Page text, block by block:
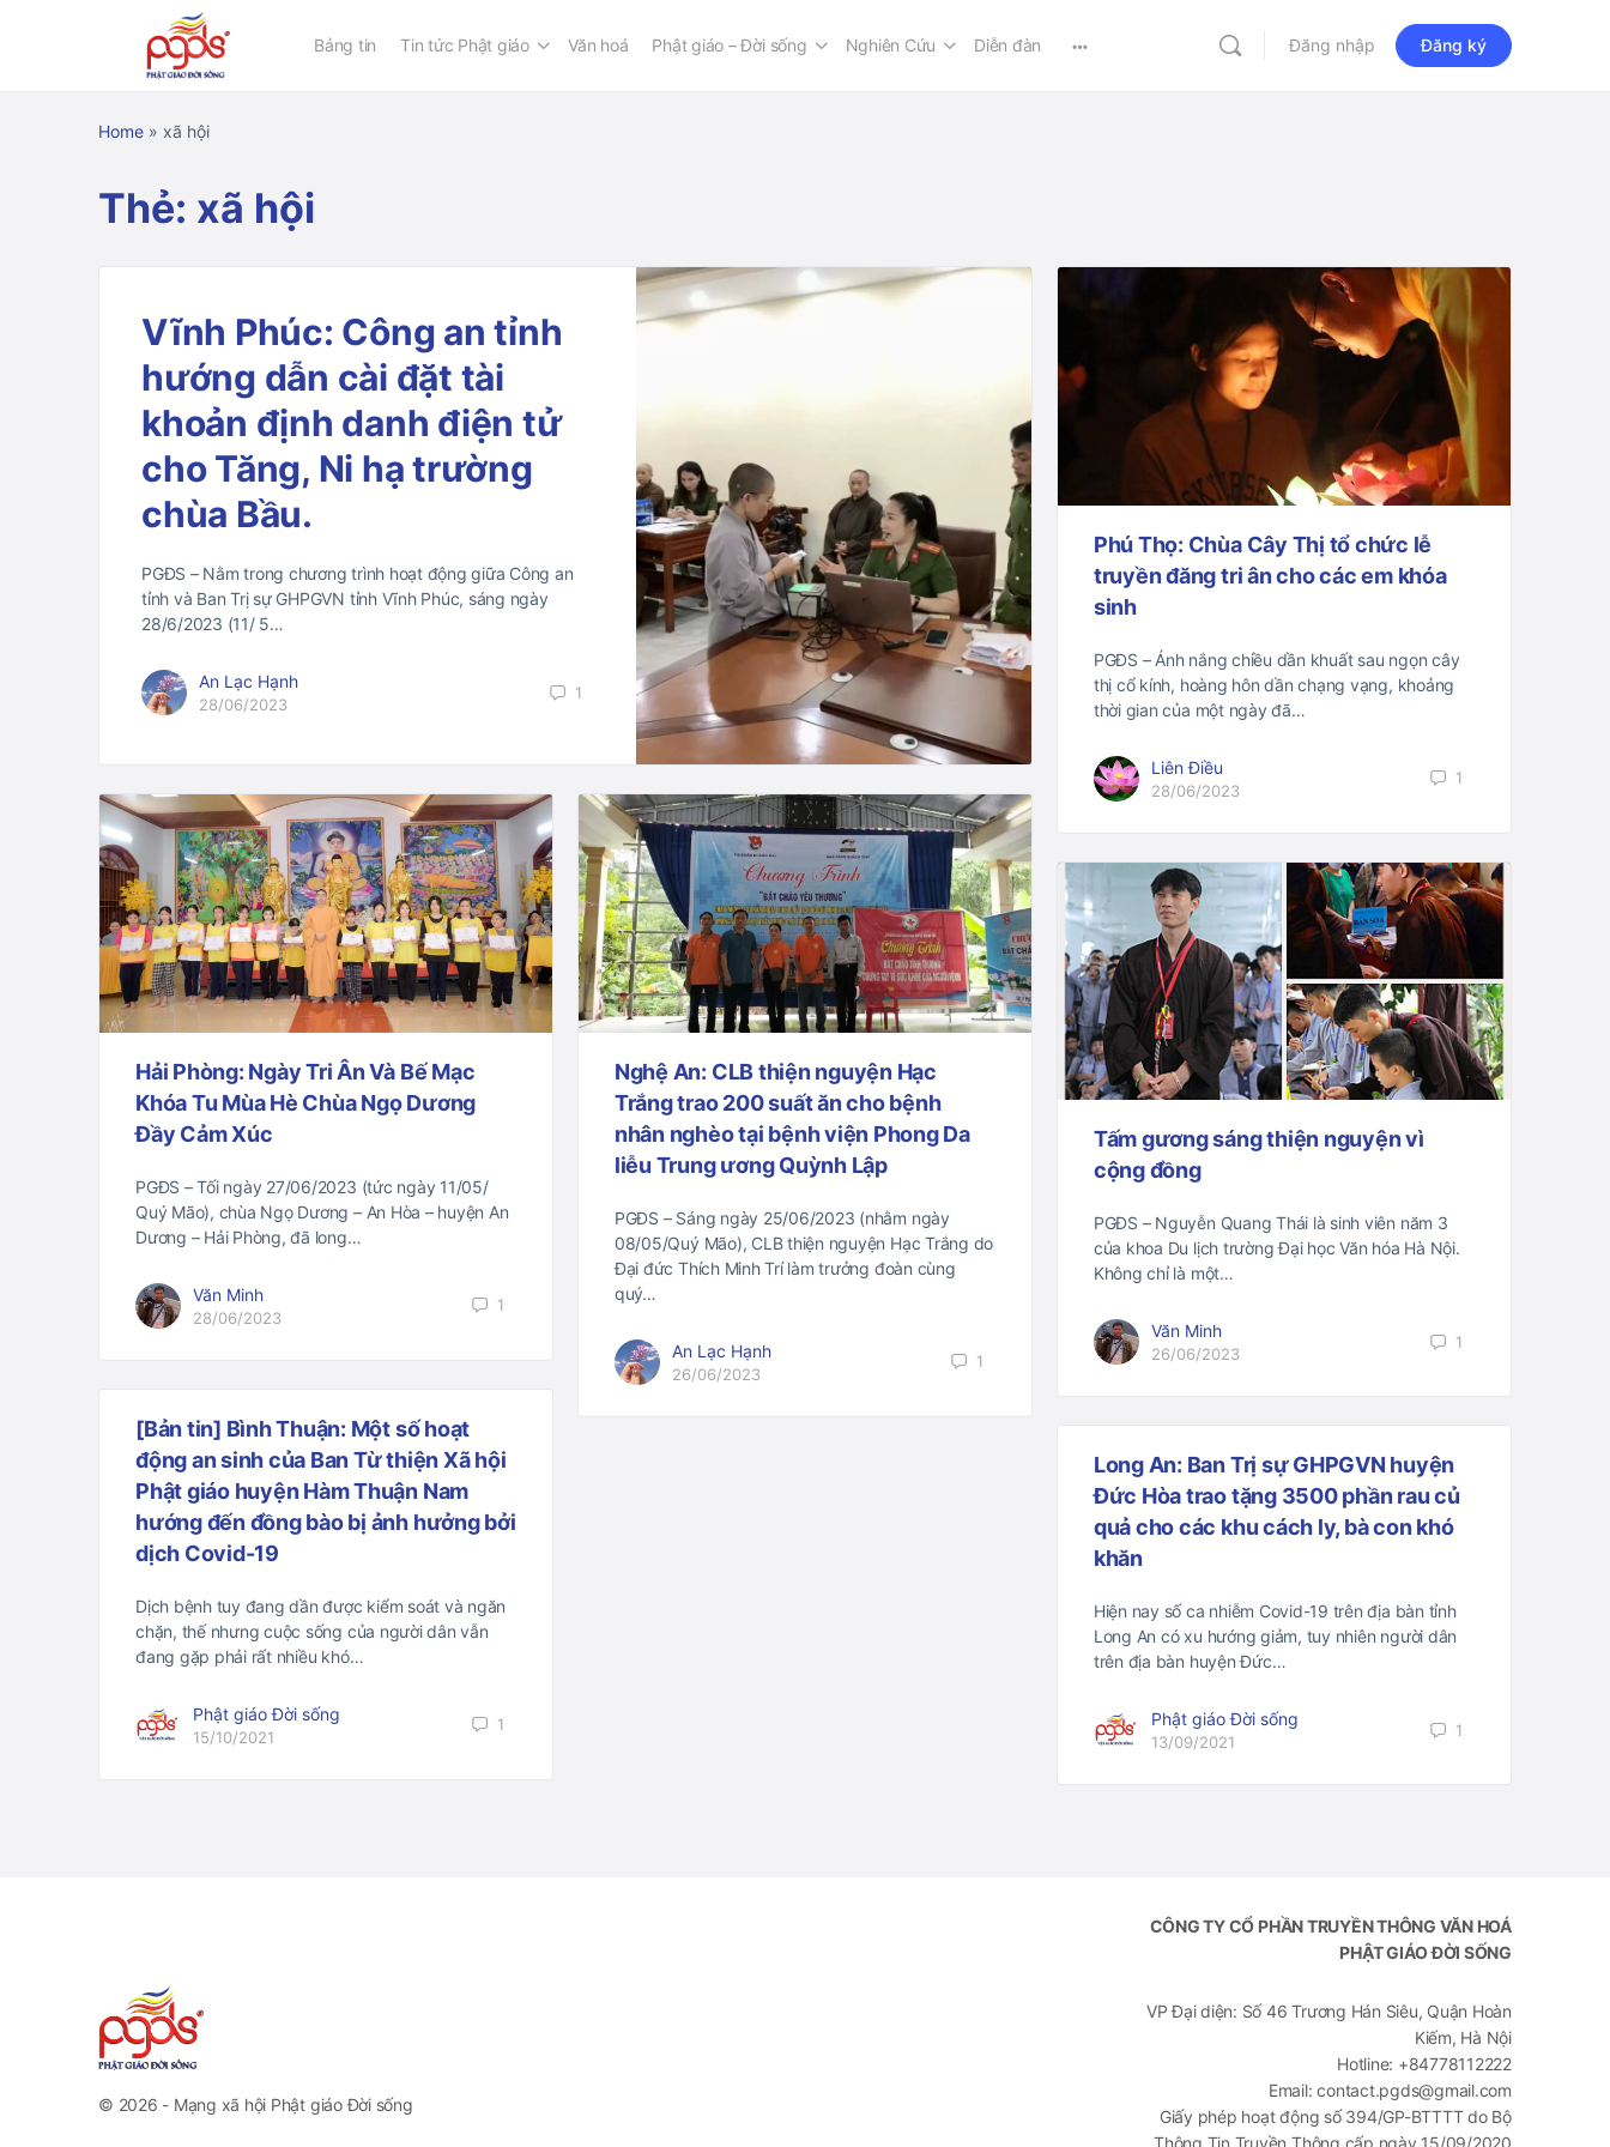
Bảng tin Tin tức Phật giáo Văn hoá Phật giáo – Đời sống Nghiên Cứu Diễn đàn Đăng nhập Đăng ký
Home » xã hội
Thẻ: xã hội
Vĩnh Phúc: Công an tỉnh
hướng dẫn cài đặt tài
khoản định danh điện tử
cho Tăng, Ni hạ trường
chùa Bầu.
PGĐS – Nằm trong chương trình hoạt động giữa Công an
tỉnh và Ban Trị sự GHPGVN tỉnh Vĩnh Phúc, sáng ngày
28/6/2023 (11/ 5…
An Lạc Hạnh
28/06/2023
1
Phú Thọ: Chùa Cây Thị tổ chức lễ
truyền đăng tri ân cho các em khóa
sinh
PGĐS – Ánh nắng chiều dần khuất sau ngọn cây
thị cổ kính, hoàng hôn dần chạng vạng, khoảng
thời gian của một ngày đã…
Liên Điều
28/06/2023
1
Hải Phòng: Ngày Tri Ân Và Bế Mạc
Khóa Tu Mùa Hè Chùa Ngọ Dương
Đầy Cảm Xúc
PGĐS – Tối ngày 27/06/2023 (tức ngày 11/05/
Quý Mão), chùa Ngọ Dương – An Hòa – huyện An
Dương – Hải Phòng, đã long…
Văn Minh
28/06/2023
1
Nghệ An: CLB thiện nguyện Hạc
Trắng trao 200 suất ăn cho bệnh
nhân nghèo tại bệnh viện Phong Da
liễu Trung ương Quỳnh Lập
PGĐS – Sáng ngày 25/06/2023 (nhằm ngày
08/05/Quý Mão), CLB thiện nguyện Hạc Trắng do
Đại đức Thích Minh Trí làm trưởng đoàn cùng
quý…
An Lạc Hạnh
26/06/2023
1
Tấm gương sáng thiện nguyện vì
cộng đồng
PGĐS – Nguyễn Quang Thái là sinh viên năm 3
của khoa Du lịch trường Đại học Văn hóa Hà Nội.
Không chỉ là một…
Văn Minh
26/06/2023
1
[Bản tin] Bình Thuận: Một số hoạt
động an sinh của Ban Từ thiện Xã hội
Phật giáo huyện Hàm Thuận Nam
hướng đến đồng bào bị ảnh hưởng bởi
dịch Covid-19
Dịch bệnh tuy đang dần được kiểm soát và ngăn
chặn, thế nhưng cuộc sống của người dân vẫn
đang gặp phải rất nhiều khó…
Phật giáo Đời sống
15/10/2021
1
Long An: Ban Trị sự GHPGVN huyện
Đức Hòa trao tặng 3500 phần rau củ
quả cho các khu cách ly, bà con khó
khăn
Hiện nay số ca nhiễm Covid-19 trên địa bàn tỉnh
Long An có xu hướng giảm, tuy nhiên người dân
trên địa bàn huyện Đức…
Phật giáo Đời sống
13/09/2021
1
© 2026 - Mạng xã hội Phật giáo Đời sống
CÔNG TY CỔ PHẦN TRUYỀN THÔNG VĂN HOÁ
PHẬT GIÁO ĐỜI SỐNG
VP Đại diện: Số 46 Trương Hán Siêu, Quận Hoàn
Kiếm, Hà Nội
Hotline: +84778112222
Email: contact.pgds@gmail.com
Giấy phép hoạt động số 394/GP-BTTTT do Bộ
Thông Tin Truyền Thông cấp ngày 15/09/2020